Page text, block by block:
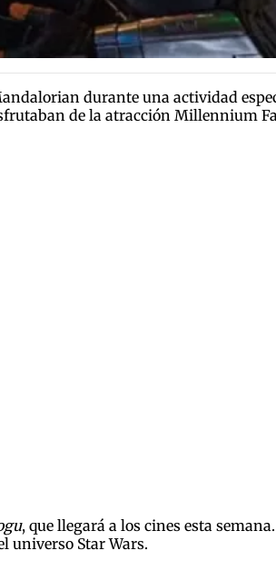
durante una actividad
de la atracción Millennium
, que llegará a los cines esta
universo Star Wars.